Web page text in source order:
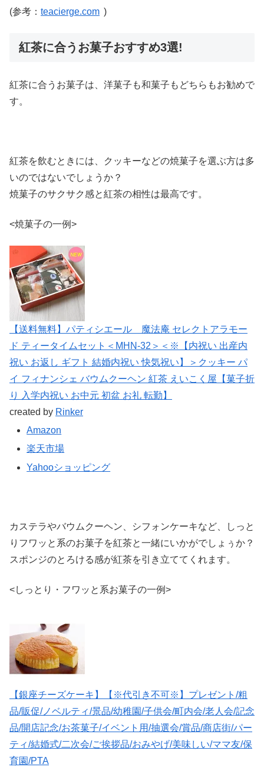
(参考： teacierge.com )
紅茶に合うお菓子おすすめ3選!
紅茶に合うお菓子は、洋菓子も和菓子もどちらもお勧めで
す。
紅茶を飲むときには、クッキーなどの焼菓子を選ぶ方は多
いのではないでしょうか？
焼菓子のサクサク感と紅茶の相性は最高です。
<焼菓子の一例>
【送料無料】パティシエール 魔法庵 セレクトアラモー
ド ティータイムセット＜MHN-32＞＜※【内祝い 出産内
祝い お返し ギフト 結婚内祝い 快気祝い】＞クッキー パ
イ フィナンシェ バウムクーヘン 紅茶 えいこく屋【菓子折
り 入学内祝い お中元 初盆 お礼 転勤】
created by Rinker
Amazon
楽天市場
Yahooショッピング
カステラやバウムクーヘン、シフォンケーキなど、しっと
りフワッと系のお菓子を紅茶と一緒にいかがでしょぅか？
スポンジのとろける感が紅茶を引き立ててくれます。
<しっとり・フワッと系お菓子の一例>
【銀座チーズケーキ】【※代引き不可※】プレゼント/粗
品/販促/ノベルティ/景品/幼稚園/子供会/町内会/老人会/記念
品/開店記念/お茶菓子/イベント用/抽選会/賞品/商店街/パー
ティ/結婚式/二次会/ご挨拶品/おみやげ/美味しい/ママ友/保
育園/PTA